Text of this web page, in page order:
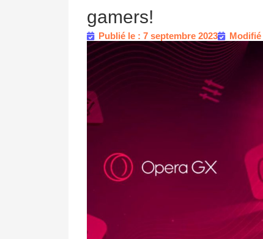
gamers!
Publié le : 7 septembre 2023 Modifié